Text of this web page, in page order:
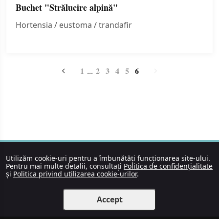
Buchet "Strălucire alpină"
Hortensia / eustoma / trandafir
1 ... 2 3 4 5 6
Utilizăm cookie-uri pentru a îmbunătăți funcționarea site-ului.
Pentru mai multe detalii, consultați Politica de confidențialitate
și Politica privind utilizarea cookie-urilor.
Accept